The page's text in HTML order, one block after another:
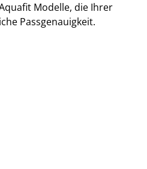
Modelle, die Ihrer
Passgenauigkeit.